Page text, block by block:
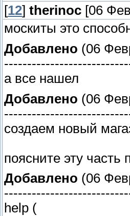
[12] therinoc [06
москиты это
Добавлено (06
а все нашел
Добавлено (06
создаем новый
поясните эту часть
Добавлено (06
help (